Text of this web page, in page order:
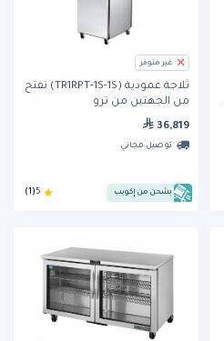
غير متوفر
ثلاجة عمودية (TR1RPT-1S-1S) تُفتح
من الجهتين من ترو
36,819
توصيل مجاني
يشحن من إكويب 5
(1)